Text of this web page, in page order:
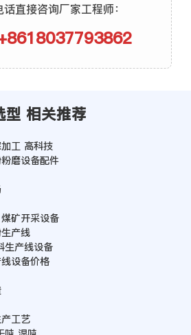
直接咨询厂家工程师：
型 相关推荐
工 高科技
磨设备配件
矿开采设备
产线
生产线设备
设备价格
工艺